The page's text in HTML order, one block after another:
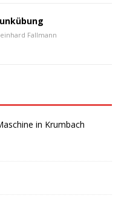
Fallmann
in Krumbach